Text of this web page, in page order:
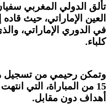
تألق الدولي المغربي
العين الإماراتي، حيث
في الدوري الإماراتي،
كلباء.
وتمكن رحيمي من تسجيل
أهداف دون مقابل.